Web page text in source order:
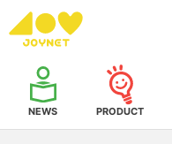
NEWS PRODUCT